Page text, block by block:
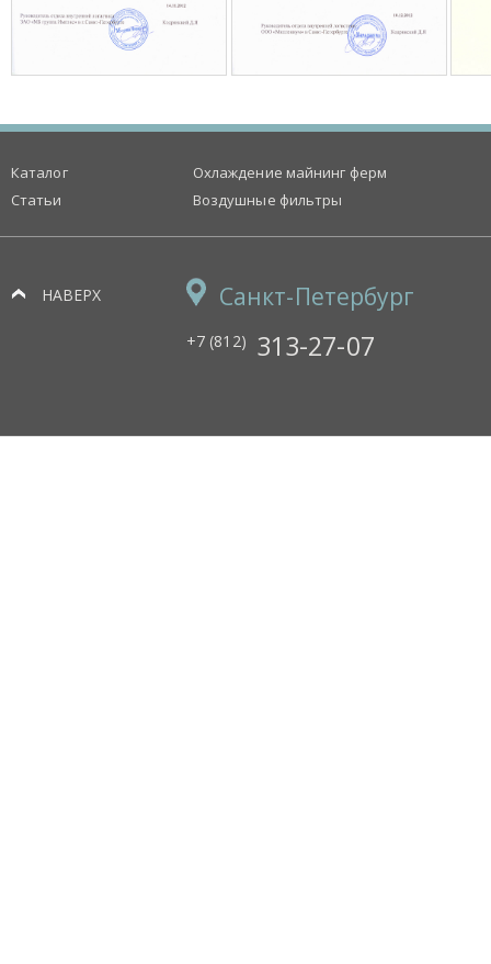
Каталог
Статьи
Охлаждение майнинг ферм
Воздушные фильтры
НАВЕРХ Санкт-Петербург
+7 (812) 313-27-07